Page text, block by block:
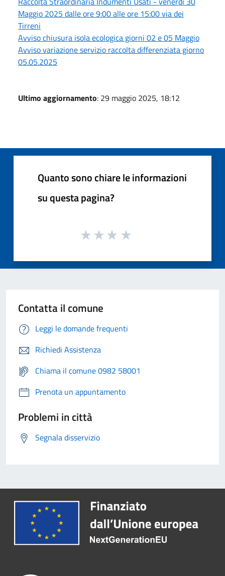
Maggio 2025 dalle ore 9:00 alle ore 15:00 via dei
Tirreni
Avviso chiusura isola ecologica giorni 02 e 05 Maggio
Avviso variazione servizio raccolta differenziata giorno
05.05.2025
Ultimo aggiornamento: 29 maggio 2025, 18:12
Quanto sono chiare le informazioni
su questa pagina?
Contatta il comune
Leggi le domande frequenti
Richiedi Assistenza
Chiama il comune 0982 58001
Prenota un appuntamento
Problemi in città
Segnala disservizio